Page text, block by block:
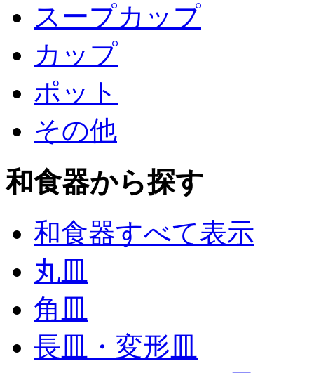
スープカップ
カップ
ポット
その他
和食器から探す
和食器すべて表示
丸皿
角皿
長皿・変形皿